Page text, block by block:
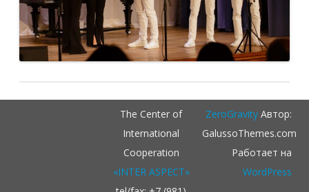
The Center of
International
Cooperation
«INTER ASPECT»
ZeroGravityАвтор:
GalussoThemes.com
Работает на
WordPress